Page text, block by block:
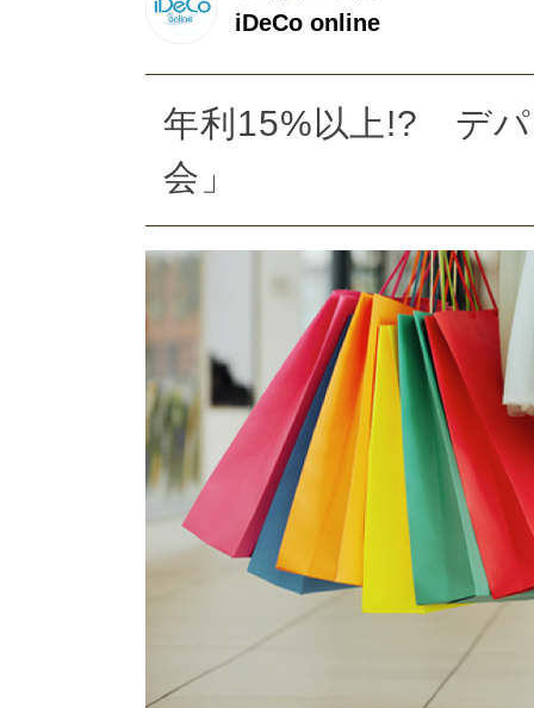
iDeCo online
年利15%以上!? デパ
会」